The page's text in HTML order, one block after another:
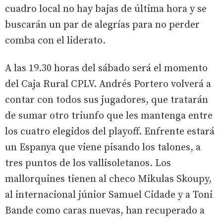
cuadro local no hay bajas de última hora y se
buscarán un par de alegrías para no perder
comba con el liderato.
A las 19.30 horas del sábado será el momento
del Caja Rural CPLV. Andrés Portero volverá a
contar con todos sus jugadores, que tratarán
de sumar otro triunfo que les mantenga entre
los cuatro elegidos del playoff. Enfrente estará
un Espanya que viene pisando los talones, a
tres puntos de los vallisoletanos. Los
mallorquines tienen al checo Mikulas Skoupy,
al internacional júnior Samuel Cidade y a Toni
Bande como caras nuevas, han recuperado a